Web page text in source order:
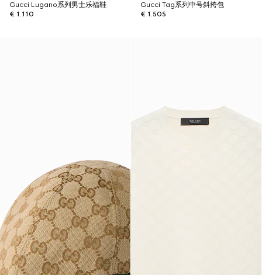
Gucci Lugano系列男士乐福鞋
€ 1.110
Gucci Tag系列中号斜挎包
€ 1.505